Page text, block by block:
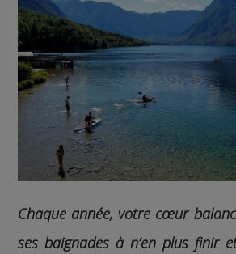
Chaque année, votre cœur
ses baignades à n’en plus finir